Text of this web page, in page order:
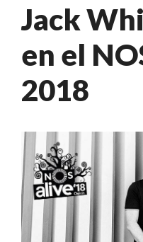
Jack
en el
2018